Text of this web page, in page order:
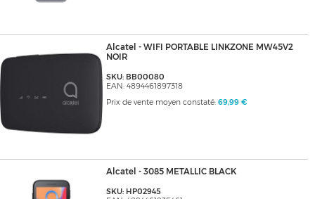
Alcatel - WIFI PORTABLE LINKZONE MW45V2
NOIR
SKU: BB00080
EAN: 4894461897318
Prix de vente moyen constaté: 69,99 €
Alcatel - 3085 METALLIC BLACK
SKU: HP02945